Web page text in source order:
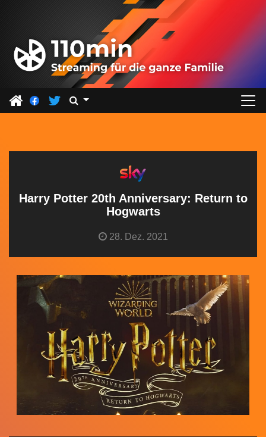
Harry Potter 20th Anniversary: Return to
Hogwarts
28. Dez. 2021